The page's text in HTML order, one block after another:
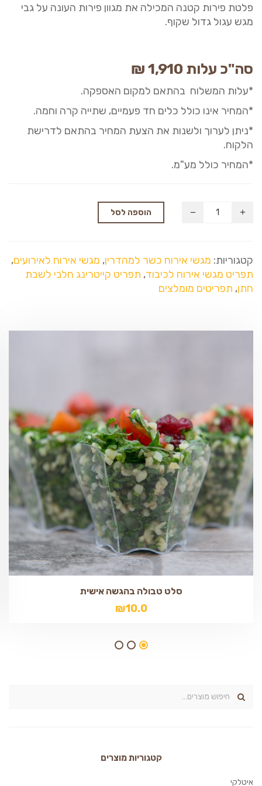
פלטת פירות קטנה המכילה את מגוון פירות העונה על גבי
מגש עגול גדול שקוף.
סה"כ עלות 1 ,910
₪
*עלות המשלוח בהתאם למקום האספקה.
*המחיר אינו כולל כלים חד פעמיים, שתייה קרה וחמה.
*ניתן לערוך ולשנות את הצעת המחיר בהתאם לדרישת
הלקוח.
*המחיר כולל מע"מ.
הוספה לסל
קטגוריות: מגשי אירוח כשר למהדרין, מגשי אירוח לאירועים,
תפריט מגשי אירוח לכיבוד, תפריט קייטרינג חלבי לשבת
חתן, תפריטים מומלצים
סלט טבולה בהגשה אישית
₪10.0
קטגוריות מוצרים
איטלקי